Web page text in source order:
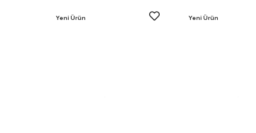
Yeni Ürün Yeni Ürün